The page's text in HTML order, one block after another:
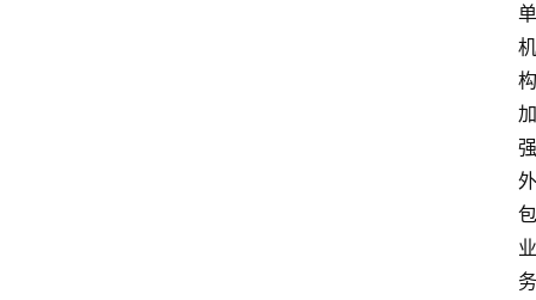
单
机
构
加
强
外
包
业
务